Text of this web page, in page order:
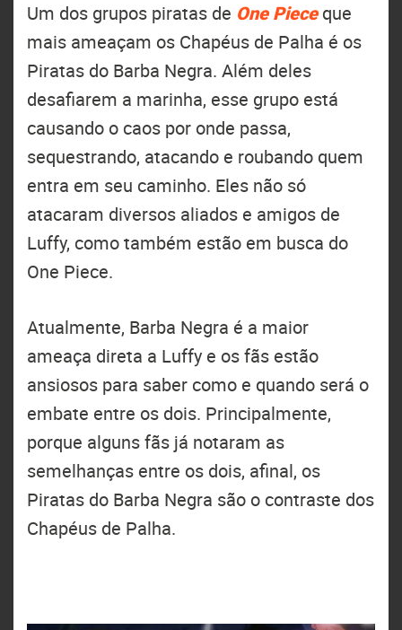
Um dos grupos piratas de One Pieceque
mais ameaçam os Chapéus de Palha é os
Piratas do Barba Negra. Além deles
desafiarem a marinha, esse grupo está
causando o caos por onde passa,
sequestrando, atacando e roubando quem
entra em seu caminho. Eles não só
atacaram diversos aliados e amigos de
Luffy, como também estão em busca do
One Piece.
Atualmente, Barba Negra é a maior
ameaça direta a Luffy e os fãs estão
ansiosos para saber como e quando será o
embate entre os dois. Principalmente,
porque alguns fãs já notaram as
semelhanças entre os dois, afinal, os
Piratas do Barba Negra são o contraste dos
Chapéus de Palha.